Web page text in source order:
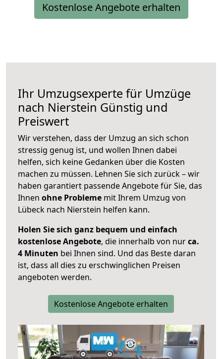
Kostenlose Angebote erhalten
Ihr Umzugsexperte für Umzüge
nach Nierstein Günstig und
Preiswert
Wir verstehen, dass der Umzug an sich schon
stressig genug ist, und wollen Ihnen dabei
helfen, sich keine Gedanken über die Kosten
machen zu müssen. Lehnen Sie sich zurück – wir
haben garantiert passende Angebote für Sie, das
Ihnen ohne Probleme mit Ihrem Umzug von
Lübeck nach Nierstein helfen kann.
Holen Sie sich ganz bequem und einfach
kostenlose Angebote, die innerhalb von nurca.
4 Minuten bei Ihnen sind. Und das Beste daran
ist, dass all dies zu erschwinglichen Preisen
angeboten werden.
Kostenlose Angebote erhalten